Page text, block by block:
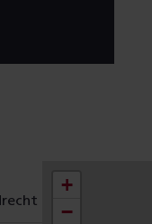
+
−